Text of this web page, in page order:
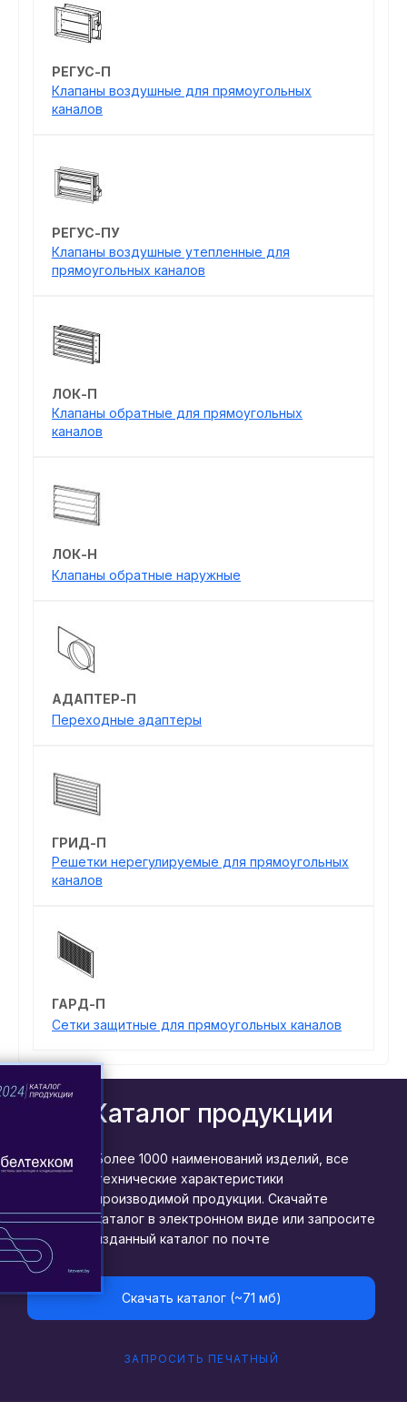
РЕГУС-П
Клапаны воздушные для прямоугольных
каналов
РЕГУС-ПУ
Клапаны воздушные утепленные для
прямоугольных каналов
ЛОК-П
Клапаны обратные для прямоугольных
каналов
ЛОК-Н
Клапаны обратные наружные
АДАПТЕР-П
Переходные адаптеры
ГРИД-П
Решетки нерегулируемые для прямоугольных
каналов
ГАРД-П
Сетки защитные для прямоугольных каналов
Каталог продукции
Более 1000 наименований изделий, все
технические характеристики
производимой продукции. Скачайте
каталог в электронном виде или запросите
изданный каталог по почте
Скачать каталог (~71 мб)
ЗАПРОСИТЬ ПЕЧАТНЫЙ